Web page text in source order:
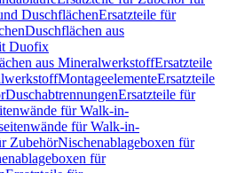
DuschflächenErsatzteile für
Duschflächen aus
Duofix
aus MineralwerkstoffErsatzteile
MontageelementeErsatzteile
DuschabtrennungenErsatzteile für
für Walk-in-
für Walk-in-
ZubehörNischenablageboxen für
für